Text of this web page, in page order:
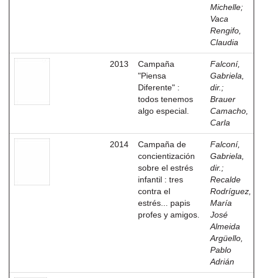
Michelle;
Vaca
Rengifo,
Claudia
2013
Campaña
"Piensa
Diferente" :
todos tenemos
algo especial.
Falconí,
Gabriela,
dir. ;
Brauer
Camacho,
Carla
2014
Campaña de
concientización
sobre el estrés
infantil : tres
contra el
estrés... papis
profes y amigos.
Falconí,
Gabriela,
dir. ;
Recalde
Rodríguez,
María
José
Almeida
Argüello,
Pablo
Adrián